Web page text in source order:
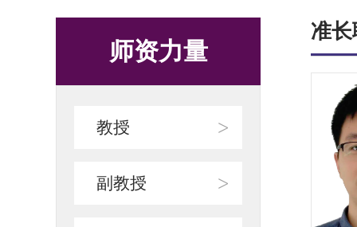
师资力量
教授 >
副教授 >
准长